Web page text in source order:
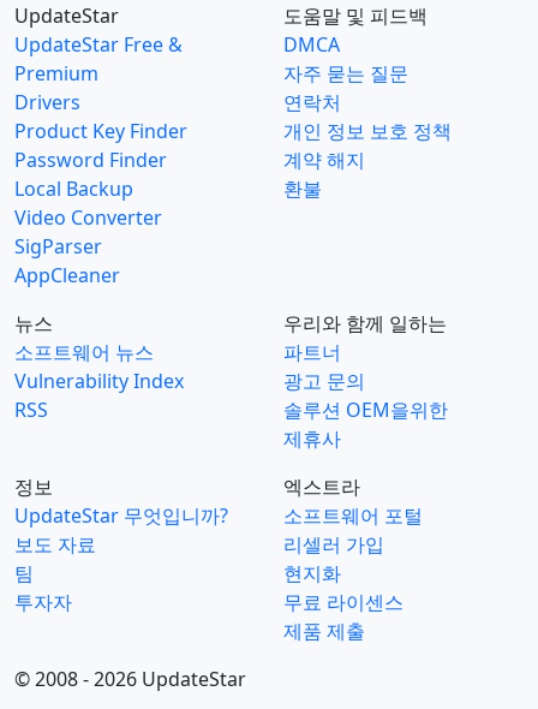
UpdateStar
UpdateStar Free &
Premium
Drivers
Product Key Finder
Password Finder
Local Backup
Video Converter
SigParser
AppCleaner
도움말 및 피드백
DMCA
자주 묻는 질문
연락처
개인 정보 보호 정책
계약 해지
환불
뉴스
소프트웨어 뉴스
Vulnerability Index
RSS
우리와 함께 일하는
파트너
광고 문의
솔루션 OEM을위한
제휴사
정보
UpdateStar 무엇입니까?
보도 자료
팀
투자자
엑스트라
소프트웨어 포털
리셀러 가입
현지화
무료 라이센스
제품 제출
© 2008 - 2026 UpdateStar